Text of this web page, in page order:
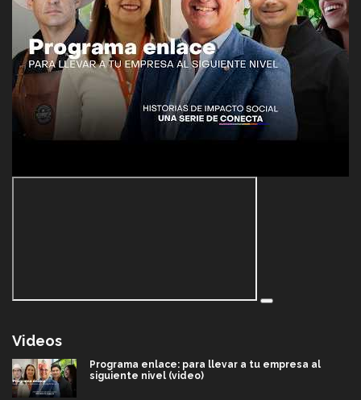
Videos
Programa enlace: para llevar a tu empresa al
siguiente nivel (video)